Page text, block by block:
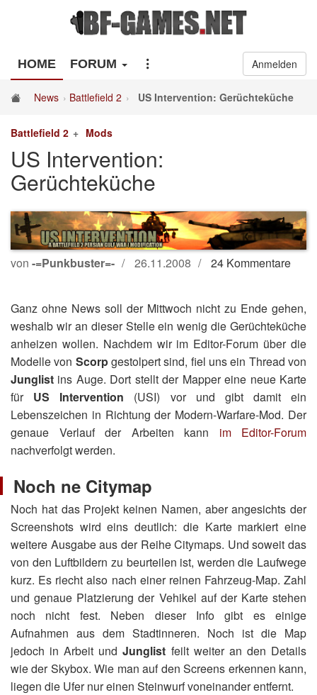
HOME FORUM Anmelden
News Battlefield 2 US Intervention: Gerüchteküche
Battlefield 2 Mods
US Intervention:
Gerüchteküche
von -=Punkbuster=- 26.11.2008 24 Kommentare
Ganz ohne News soll der Mittwoch nicht zu Ende gehen,
weshalb wir an dieser Stelle ein wenig die Gerüchteküche
anheizen wollen. Nachdem wir im Editor-Forum über die
Modelle von Scorpgestolpert sind, fiel uns ein Thread von
Junglist ins Auge. Dort stellt der Mapper eine neue Karte
für US Intervention (USI) vor und gibt damit ein
Lebenszeichen in Richtung der Modern-Warfare-Mod. Der
genaue Verlauf der Arbeiten kann im Editor-Forum
nachverfolgt werden.
Noch ne Citymap
Noch hat das Projekt keinen Namen, aber angesichts der
Screenshots wird eins deutlich: die Karte markiert eine
weitere Ausgabe aus der Reihe Citymaps. Und soweit das
von den Luftbildern zu beurteilen ist, werden die Laufwege
kurz. Es riecht also nach einer reinen Fahrzeug-Map. Zahl
und genaue Platzierung der Vehikel auf der Karte stehen
noch nicht fest. Neben dieser Info gibt es einige
Aufnahmen aus dem Stadtinneren. Noch ist die Map
jedoch in Arbeit undJunglist feilt weiter an den Details
wie der Skybox. Wie man auf den Screens erkennen kann,
liegen die Ufer nur einen Steinwurf voneinander entfernt.